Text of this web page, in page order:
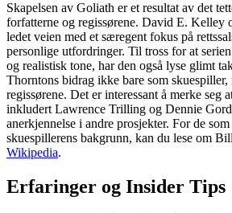
Skapelsen av Goliath er et resultat av det
forfatterne og regissørene. David E. Kelley
ledet veien med et særegent fokus på
personlige utfordringer. Til tross for at
og realistisk tone, har den også lyse glimt
Thorntons bidrag ikke bare som skuespiller,
regissørene. Det er interessant å merke seg
inkludert Lawrence Trilling og Dennie
anerkjennelse i andre prosjekter. For de
skuespillerens bakgrunn, kan du lese om
Wikipedia.
Erfaringer og Insider Tips